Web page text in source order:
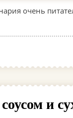
очень
и